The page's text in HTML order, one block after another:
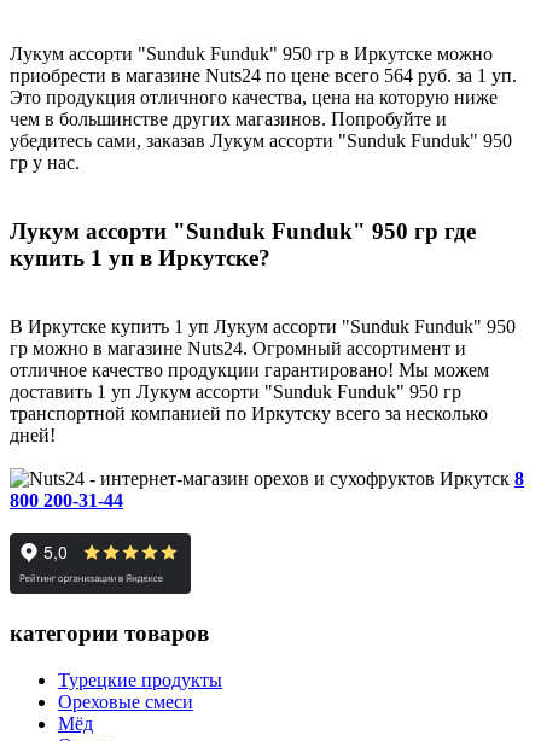
Лукум ассорти "Sunduk Funduk" 950 гр в Иркутске можно
приобрести в магазине Nuts24 по цене всего 564 руб. за 1 уп.
Это продукция отличного качества, цена на которую ниже
чем в большинстве других магазинов. Попробуйте и
убедитесь сами, заказав Лукум ассорти "Sunduk Funduk" 950
гр у нас.
Лукум ассорти "Sunduk Funduk" 950 гр где
купить 1 уп в Иркутске?
В Иркутске купить 1 уп Лукум ассорти "Sunduk Funduk" 950
гр можно в магазине Nuts24. Огромный ассортимент и
отличное качество продукции гарантировано! Мы можем
доставить 1 уп Лукум ассорти "Sunduk Funduk" 950 гр
транспортной компанией по Иркутску всего за несколько
дней!
Иркутск 8
800 200-31-44
категории товаров
Турецкие продукты
Ореховые смеси
Мёд